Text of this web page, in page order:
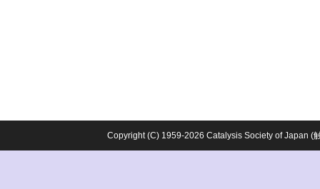
Copyright (C) 1959-2026 Catalysis Society of Japan (